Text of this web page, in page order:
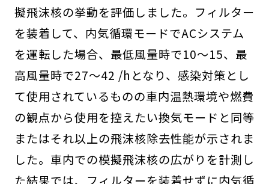
擬飛沫核の挙動を評価しました。フィルター
を装着して、内気循環モードでACシステム
を運転した場合、最低風量時で10～15、最
高風量時で27～42 /hとなり、感染対策とし
て使用されているものの車内温熱環境や燃費
の観点から使用を控えたい換気モードと同等
またはそれ以上の飛沫核除去性能が示されま
した。車内での模擬飛沫核の広がりを計測し
た結果では、フィルターを装着せずに内気循